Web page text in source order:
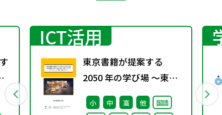
ICT活用
東京書籍が提案する
2050 年の学び場 ～東京
書籍は大阪・関西万博
「大阪ヘルスケア パビリ
小 中 高 他
国語